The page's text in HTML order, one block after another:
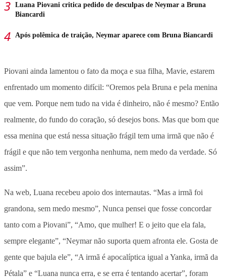
Luana Piovani critica pedido de desculpas de Neymar a Bruna
Biancardi
Após polêmica de traição, Neymar aparece com Bruna Biancardi
Piovani ainda lamentou o fato da moça e sua filha, Mavie, estarem
enfrentado um momento difícil: “Oremos pela Bruna e pela menina
que vem. Porque nem tudo na vida é dinheiro, não é mesmo? Então
realmente, do fundo do coração, só desejos bons. Mas que bom que
essa menina que está nessa situação frágil tem uma irmã que não é
frágil e que não tem vergonha nenhuma, nem medo da verdade. Só
assim”.
Na web, Luana recebeu apoio dos internautas. “Mas a irmã foi
grandona, sem medo mesmo”, Nunca pensei que fosse concordar
tanto com a Piovani”, “Amo, que mulher! E o jeito que ela fala,
sempre elegante”, “Neymar não suporta quem afronta ele. Gosta de
gente que bajula ele”, “A irmã é apocalíptica igual a Yanka, irmã da
Pétala” e “Luana nunca erra, e se erra é tentando acertar”, foram